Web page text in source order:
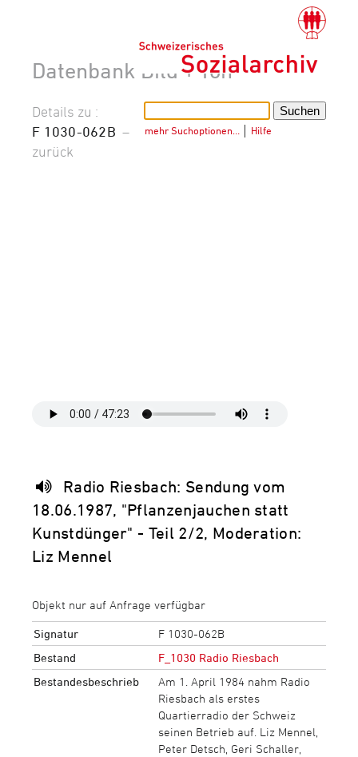
Datenbank Bild + Ton
mehr Suchoptionen… Hilfe
Details zu :
F 1030-062B –
zurück
Radio Riesbach: Sendung vom
18.06.1987, "Pflanzenjauchen statt
Kunstdünger" - Teil 2/2, Moderation:
Liz Mennel
Objekt nur auf Anfrage verfügbar
Signatur
F 1030-062B
Bestand
F_1030 Radio Riesbach
Bestandesbeschrieb
Am 1. April 1984 nahm Radio
Riesbach als erstes
Quartierradio der Schweiz
seinen Betrieb auf. Liz Mennel,
Peter Detsch, Geri Schaller,